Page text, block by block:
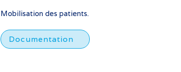
Mobilisation des patients.
Documentation